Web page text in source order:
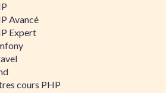
Avancé
Expert
cours PHP